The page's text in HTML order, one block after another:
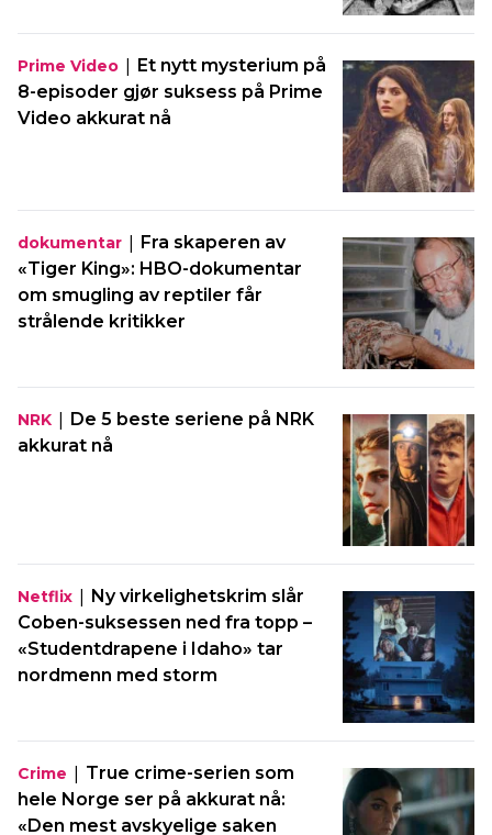
Prime Video | Et nytt mysterium på
8-episoder gjør suksess på Prime
Video akkurat nå
dokumentar | Fra skaperen av
«Tiger King»: HBO-dokumentar
om smugling av reptiler får
strålende kritikker
NRK | De 5 beste seriene på NRK
akkurat nå
Netflix | Ny virkelighetskrim slår
Coben-suksessen ned fra topp –
«Studentdrapene i Idaho» tar
nordmenn med storm
Crime | True crime-serien som
hele Norge ser på akkurat nå:
«Den mest avskyelige saken